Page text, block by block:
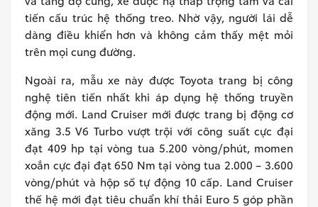
tiến cấu trúc hệ thống treo. Nhờ vậy, người lái dễ
dàng điều khiển hơn và không cảm thấy mệt mỏi
trên mọi cung đường.
Ngoài ra, mẫu xe này được Toyota trang bị công
nghệ tiên tiến nhất khi áp dụng hệ thống truyền
động mới. Land Cruiser mới được trang bị động cơ
xăng 3.5 V6 Turbo vượt trội với công suất cực đại
đạt 409 hp tại vòng tua 5.200 vòng/phút, momen
xoắn cực đại đạt 650 Nm tại vòng tua 2.000 – 3.600
vòng/phút và hộp số tự động 10 cấp. Land Cruiser
thế hệ mới đạt tiêu chuẩn khí thải Euro 5 góp phần